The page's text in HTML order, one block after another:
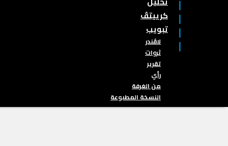
كرييتڤ
تبويب
لاڤندر
ثروات
تقرير
رأي
من الغرفة
النسخة المطبوعة